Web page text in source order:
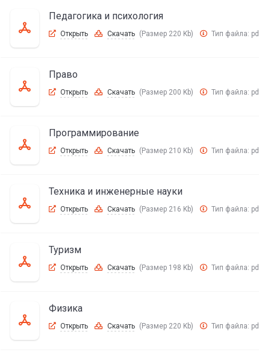
Педагогика и психология
Открыть Скачать (Размер 220 Kb) Тип файла:
Право
Открыть Скачать (Размер 200 Kb) Тип файла:
Программирование
Открыть Скачать (Размер 210 Kb) Тип файла:
Техника и инженерные науки
Открыть Скачать (Размер 216 Kb) Тип файла:
Туризм
Открыть Скачать (Размер 198 Kb) Тип файла:
Физика
Открыть Скачать (Размер 220 Kb) Тип файла: